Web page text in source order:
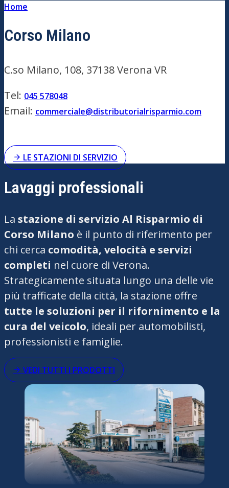
Home
Corso Milano
C.so Milano, 108, 37138 Verona VR
Tel: 045 578048
Email: commerciale@distributorialrisparmio.com
LE STAZIONI DI SERVIZIO
Lavaggi professionali
La stazione di servizio Al Risparmio di
Corso Milano è il punto di riferimento per
chi cerca comodità, velocità e servizi
completi nel cuore di Verona.
Strategicamente situata lungo una delle vie
più trafficate della città, la stazione offre
tutte le soluzioni per il rifornimento e la
cura del veicolo, ideali per automobilisti,
professionisti e famiglie.
VEDI TUTTI I PRODOTTI